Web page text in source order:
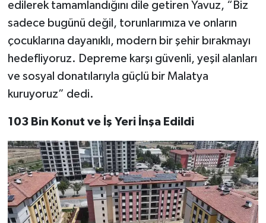
edilerek tamamlandığını dile getiren Yavuz, “Biz
sadece bugünü değil, torunlarımıza ve onların
çocuklarına dayanıklı, modern bir şehir bırakmayı
hedefliyoruz. Depreme karşı güvenli, yeşil alanları
ve sosyal donatılarıyla güçlü bir Malatya
kuruyoruz” dedi.
103 Bin Konut ve İş Yeri İnşa Edildi